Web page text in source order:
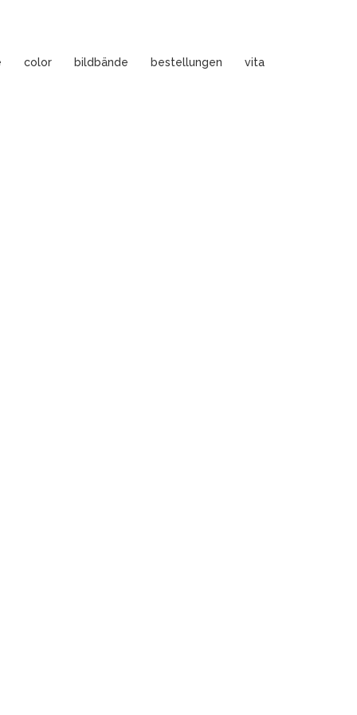
color bildbände bestellungen vita